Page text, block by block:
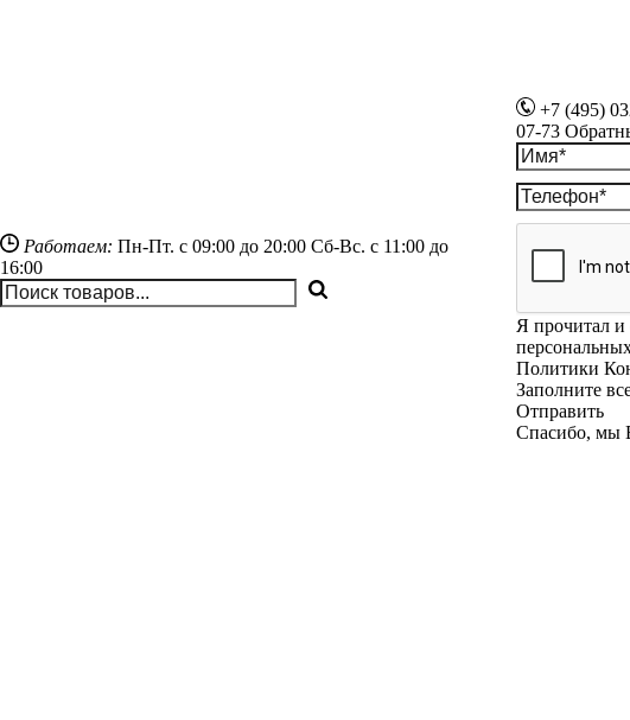
Работаем: Пн-Пт. с 09:00 до 20:00Сб-Вс. с 11:00 до
16:00
+7 (495)
07-73
Я прочитал и
Политики
Заполните
Отправить
Спасибо, мы